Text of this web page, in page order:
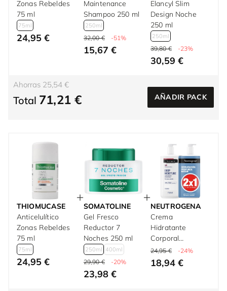
Zonas Rebeldes
75 ml
75ml
24,95 €
Maintenance
Shampoo 250 ml
250ml
32,00 € -51%
15,67 €
Elancyl Slim
Design Noche
250 ml
250ml
39,80 € -23%
30,59 €
Ahorras 25,54 €
Total 71,21 € AÑADIR PACK
THIOMUCASE
Anticelulítico
Zonas Rebeldes
75 ml
75ml
24,95 €
SOMATOLINE
Gel Fresco
Reductor 7
Noches 250 ml
250ml 400ml
29,90 € -20%
23,98 €
NEUTROGENA
Crema
Hidratante
Corporal
Hipoalergénica
Sin Perfume 1500
24,95 € -24%
18,94 €